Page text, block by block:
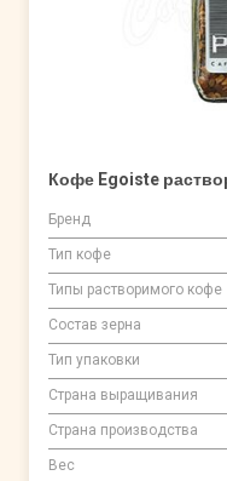
Кофе Egoiste
Бренд
Тип кофе
Типы растворимого кофе
Состав зерна
Тип упаковки
Страна выращивания
Страна производства
Вес